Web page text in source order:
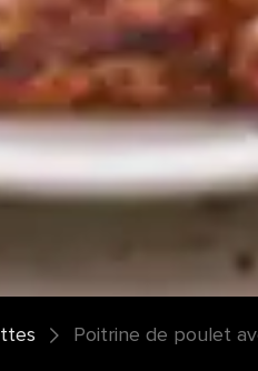
Poitrine de poulet